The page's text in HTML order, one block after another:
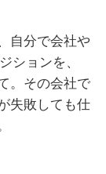
自分で会社や
ションを、
。その会社で
失敗しても仕